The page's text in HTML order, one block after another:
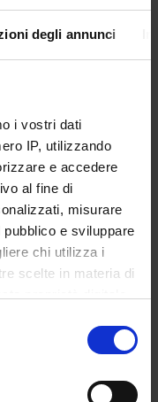
degli annunci
i vostri dati
IP, utilizzando
e accedere
al fine di
misurare
e sviluppare
chi utilizza i
scelte in materia di
in qualsiasi
o facendo clic
ulteriori
e
non solo
prestito
dai docenti,
studenti.
telematica